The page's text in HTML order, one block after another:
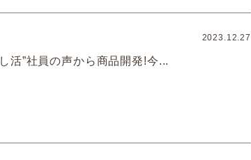
2023.12.27
活”社員の声から商品開発!今...